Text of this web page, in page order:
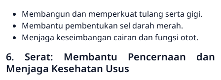
Membangun dan memperkuat tulang serta gigi.
Membantu pembentukan sel darah merah.
Menjaga keseimbangan cairan dan fungsi otot.
6. Serat: Membantu Pencernaan dan
Menjaga Kesehatan Usus